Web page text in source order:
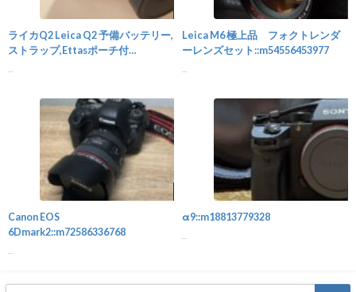
ライカQ2 Leica Q2 予備バッテリー,
ストラップ,Ettasポーチ付
Leica M6 極上品 フォクトレンダ
ーレンズセット::m54556453977
Canon EOS
6Dmark2::m72586336768
α9::m18813779328